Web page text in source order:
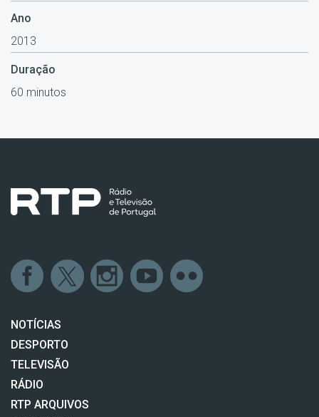
Ano
2013
Duração
60 minutos
NOTÍCIAS
DESPORTO
TELEVISÃO
RÁDIO
RTP ARQUIVOS